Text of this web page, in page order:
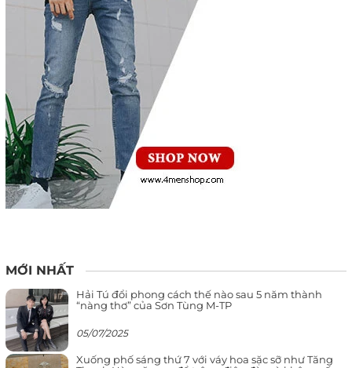
MỚI NHẤT
Hải Tú đổi phong cách thế nào sau 5 năm thành
“nàng thơ” của Sơn Tùng M-TP
05/07/2025
Xuống phố sáng thứ 7 với váy hoa sặc sỡ như Tăng